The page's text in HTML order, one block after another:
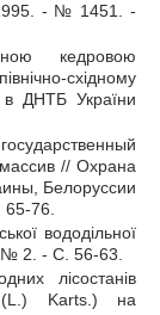
- № 1451. -
кедровою
східному
в ДНТБ України
// Охрана
Белоруссии
76.
вододільної
№ 2. - С. 56-63.
лісостанів
(L.) Karts.) на